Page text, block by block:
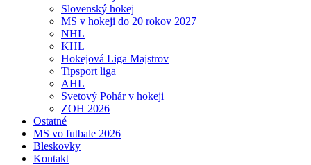
Slovenský hokej
MS v hokeji do 20 rokov 2027
NHL
KHL
Hokejová Liga Majstrov
Tipsport liga
AHL
Svetový Pohár v hokeji
ZOH 2026
Ostatné
MS vo futbale 2026
Bleskovky
Kontakt